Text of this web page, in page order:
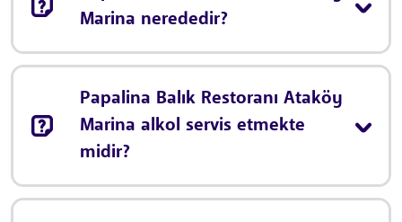
Marina nerededir?
Papalina Balık Restoranı Ataköy
Marina alkol servis etmekte
midir?